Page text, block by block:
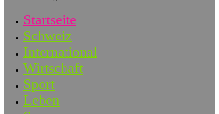
Startseite
Schweiz
International
Wirtschaft
Sport
Leben